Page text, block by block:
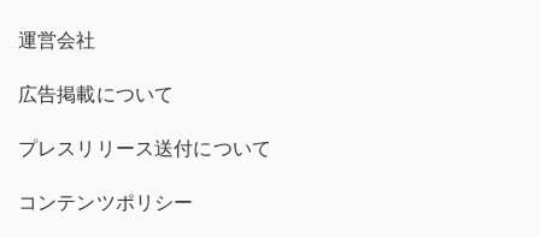
運営会社
広告掲載について
プレスリリース送付について
コンテンツポリシー